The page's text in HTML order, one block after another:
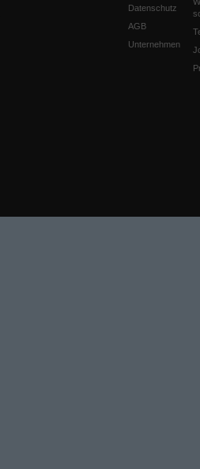
Datenschutz
AGB
Unternehmen